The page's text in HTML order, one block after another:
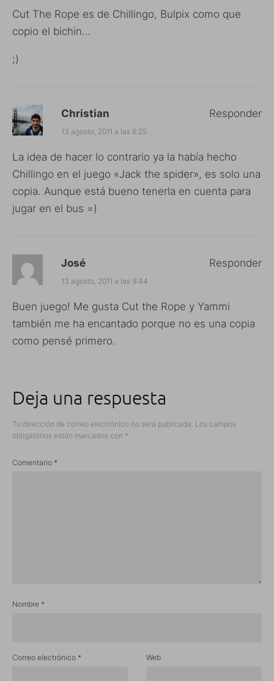
Cut The Rope es de Chillingo, Bulpix como que
copio el bichin…
;)
Christian
13 agosto, 2011 a las 6:25
La idea de hacer lo contrario ya la había hecho
Chillingo en el juego «Jack the spider», es solo una
copia. Aunque está bueno tenerla en cuenta para
jugar en el bus =)
Responder
José
13 agosto, 2011 a las 9:44
Buen juego! Me gusta Cut the Rope y Yammi
también me ha encantado porque no es una copia
como pensé primero.
Responder
Deja una respuesta
Tu dirección de correo electrónico no será publicada. Los campos
obligatorios están marcados con *
Comentario *
Nombre *
Correo electrónico * Web